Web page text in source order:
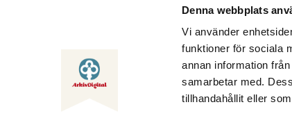
Denna webbplats
Vi använder
funktioner för sociala
annan information
samarbetar med.
tillhandahållit eller